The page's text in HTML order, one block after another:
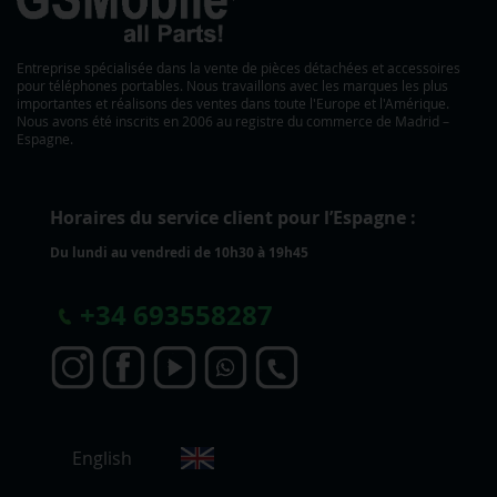
Entreprise spécialisée dans la vente de pièces détachées et accessoires
pour téléphones portables. Nous travaillons avec les marques les plus
importantes et réalisons des ventes dans toute l'Europe et l'Amérique.
Nous avons été inscrits en 2006 au registre du commerce de Madrid –
Espagne.
Horaires du service client pour l’Espagne :
Du lundi au vendredi de 10h30 à 19h45
+34 693558287
English